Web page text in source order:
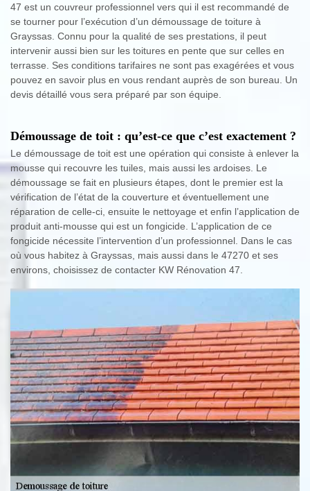
47 est un couvreur professionnel vers qui il est recommandé de
se tourner pour l’exécution d’un démoussage de toiture à
Grayssas. Connu pour la qualité de ses prestations, il peut
intervenir aussi bien sur les toitures en pente que sur celles en
terrasse. Ses conditions tarifaires ne sont pas exagérées et vous
pouvez en savoir plus en vous rendant auprès de son bureau. Un
devis détaillé vous sera préparé par son équipe.
Démoussage de toit : qu’est-ce que c’est exactement ?
Le démoussage de toit est une opération qui consiste à enlever la
mousse qui recouvre les tuiles, mais aussi les ardoises. Le
démoussage se fait en plusieurs étapes, dont le premier est la
vérification de l’état de la couverture et éventuellement une
réparation de celle-ci, ensuite le nettoyage et enfin l’application de
produit anti-mousse qui est un fongicide. L’application de ce
fongicide nécessite l’intervention d’un professionnel. Dans le cas
où vous habitez à Grayssas, mais aussi dans le 47270 et ses
environs, choisissez de contacter KW Rénovation 47.